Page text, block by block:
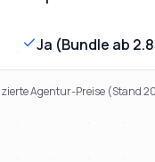
Ja (Bundle ab
Agentur-Preise (Stand